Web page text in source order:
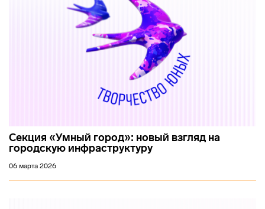
Секция «Умный город»: новый взгляд на
городскую инфраструктуру
06 марта 2026